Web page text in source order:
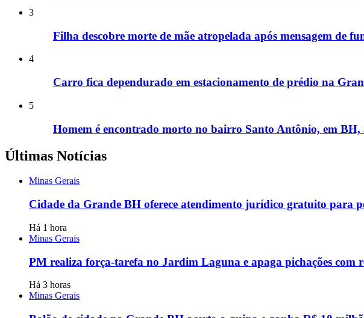
3
Filha descobre morte de mãe atropelada após mensagem de
4
Carro fica dependurado em estacionamento de prédio na
5
Homem é encontrado morto no bairro Santo Antônio, em BH,
Últimas Notícias
Minas Gerais
Cidade da Grande BH oferece atendimento jurídico gratuito para
Há 1 hora
Minas Gerais
PM realiza força-tarefa no Jardim Laguna e apaga pichações com
Há 3 horas
Minas Gerais